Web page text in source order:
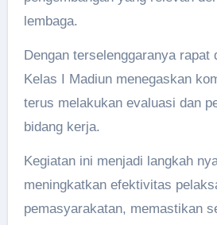
lembaga.
Dengan terselenggaranya rapat
Kelas I Madiun menegaskan
terus melakukan evaluasi dan
bidang kerja.
Kegiatan ini menjadi langkah
meningkatkan efektivitas
pemasyarakatan, memastikan